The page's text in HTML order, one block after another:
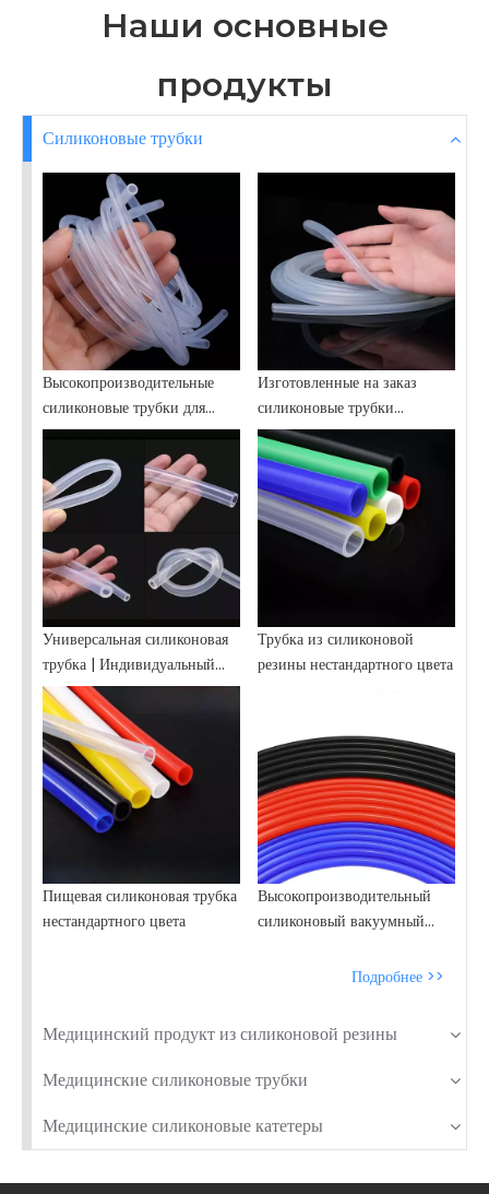
Наши основные
продукты
Силиконовые трубки
Высокопроизводительные
силиконовые трубки для
перистальтических насосов
по индивидуальному заказу
Изготовленные на заказ
силиконовые трубки
пищевого качества |
Высокотемпературный шланг
Универсальная силиконовая
трубка | Индивидуальный
шланг для всех отраслей
промышленности
Трубка из силиконовой
резины нестандартного цвета
Пищевая силиконовая трубка
нестандартного цвета
Высокопроизводительный
силиконовый вакуумный
разрушению трубкиПодробнее >>
Медицинский продукт из силиконовой резины
Медицинские силиконовые трубки
Медицинские силиконовые катетеры